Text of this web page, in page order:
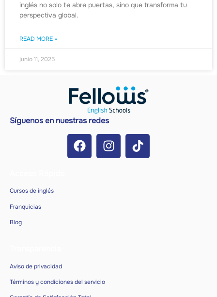
inglés no solo te abre puertas, sino que transforma tu
perspectiva global.
READ MORE »
junio 11, 2025
Síguenos en nuestras redes
Cursos de inglés
Franquicias
Blog
Aviso de privacidad
Términos y condiciones del servicio